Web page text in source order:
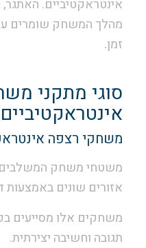
אינטראקטיביים. האתגר,
מהלך המשחק שומרים על
זמן.
סוגי מתקני
אינטראקטיביים
משחקי רצפה
משטחי משחק
אזורים שונים באמצעות
משחקים אלו מסייעים
תגובה וחשיבה יצירתית.